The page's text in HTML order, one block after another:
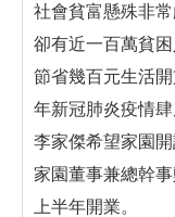
社會貧富懸殊非
卻有近一百萬貧
節省幾百元生活
年新冠肺炎疫情
李家傑希望家園
家園董事兼總幹
上半年開業。